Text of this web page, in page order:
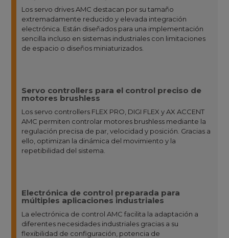
Los servo drives AMC destacan por su tamaño
extremadamente reducido y elevada integración
electrónica. Están diseñados para una implementación
sencilla incluso en sistemas industriales con limitaciones
de espacio o diseños miniaturizados.
Servo controllers para el control preciso de
motores brushless
Los servo controllers FLEX PRO, DIGI FLEX y AX ACCENT
AMC permiten controlar motores brushless mediante la
regulación precisa de par, velocidad y posición. Gracias a
ello, optimizan la dinámica del movimiento y la
repetibilidad del sistema.
Electrónica de control preparada para
múltiples aplicaciones industriales
La electrónica de control AMC facilita la adaptación a
diferentes necesidades industriales gracias a su
flexibilidad de configuración, potencia de